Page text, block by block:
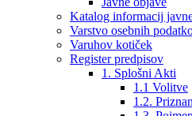
Katalog informacij
Varstvo osebnih
Varuhov kotiček
Register predpisov
1. Splošni Akti
1.1 Volitve
1.2.